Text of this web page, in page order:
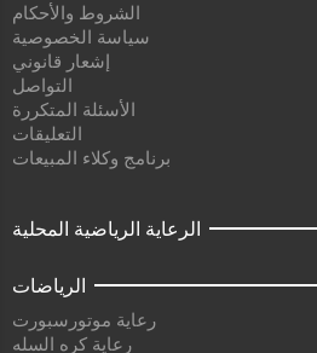
الشروط والأحكام
سياسة الخصوصية
إشعار قانوني
التواصل
الأسئلة المتكررة
التعليقات
برنامج وكلاء المبيعات
الرعاية الرياضية المحلية
الرياضات
رعاية موتورسبورت
رعاية كره السله